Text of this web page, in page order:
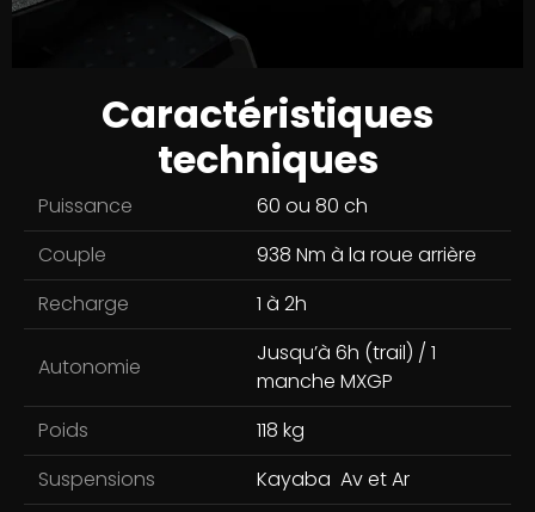
Caractéristiques
techniques
Puissance
60 ou 80 ch
Couple
938 Nm à la roue arrière
Recharge
1 à 2h
Autonomie
Jusqu’à 6h (trail) / 1
manche MXGP
Poids
118 kg
Suspensions
Kayaba Av et Ar